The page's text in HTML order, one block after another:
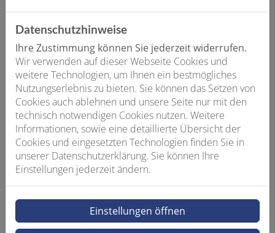
Bild: Hansa Armaturen GmbH
Datenschutzhinweise
Ihre Zustimmung können Sie jederzeit widerrufen.
Wir verwenden auf dieser Webseite Cookies und
weitere Technologien, um Ihnen ein bestmögliches
Nutzungserlebnis zu bieten. Sie können das Setzen von
Cookies auch ablehnen und unsere Seite nur mit den
technisch notwendigen Cookies nutzen. Weitere
Informationen, sowie eine detaillierte Übersicht der
Cookies und eingesetzten Technologien finden Sie in
unserer Datenschutzerklärung. Sie können Ihre
Einstellungen jederzeit ändern.
Einstellungen öffnen